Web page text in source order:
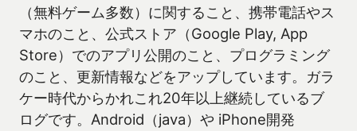
（無料ゲーム多数）に関すること、携帯電話やス
マホのこと、公式ストア（Google Play, App
Store）でのアプリ公開のこと、プログラミング
のこと、更新情報などをアップしています。ガラ
ケー時代からかれこれ20年以上継続しているブ
ログです。Android（java）や iPhone開発